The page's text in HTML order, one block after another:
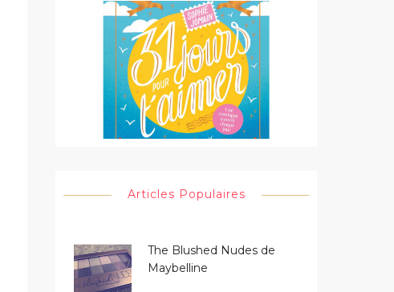
Articles Populaires
The Blushed Nudes de
Maybelline